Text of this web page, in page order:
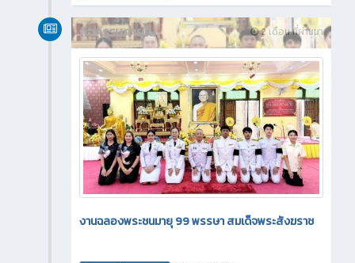
2 เดือน ที่ผ่านมา
กิจกรรมภายใน
งานฉลองพระชนมายุ 99 พรรษา สมเด็จพระสังฆราช